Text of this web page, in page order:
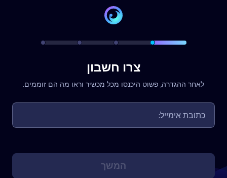
צרו חשבון
לאחר ההגדרה, פשוט היכנסו מכל מכשיר וראו מה הם זוממים.
המשך